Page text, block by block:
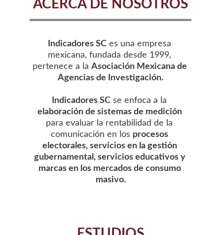
ACERCA DE NOSOTROS
Indicadores SC es una empresa
mexicana, fundada desde 1999,
pertenece a la Asociación Mexicana de
Agencias de Investigación.
Indicadores SC se enfoca a la
elaboración de sistemas de medición
para evaluar la rentabilidad de la
comunicación en los procesos
electorales, servicios en la gestión
gubernamental, servicios educativos y
marcas en los mercados de consumo
masivo.